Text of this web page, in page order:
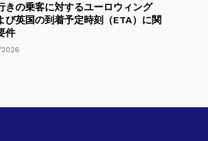
きの乗客に対するユーロウィング
び英国の到着予定時刻（ETA）に関
件